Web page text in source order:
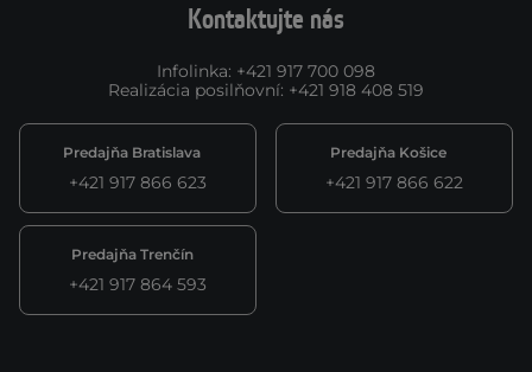
Kontaktujte nás
Infolinka: +421 917 700 098
Realizácia posilňovní: +421 918 408 519
Predajňa Bratislava
+421 917 866 623
Predajňa Košice
+421 917 866 622
Predajňa Trenčín
+421 917 864 593